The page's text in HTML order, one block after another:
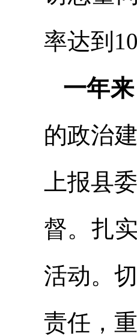
率达到
一年
的政治
上报县
督。扎
活动。
责任，